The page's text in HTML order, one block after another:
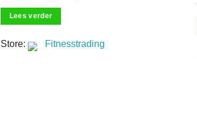
Lees verder
Store: Fitnesstrading